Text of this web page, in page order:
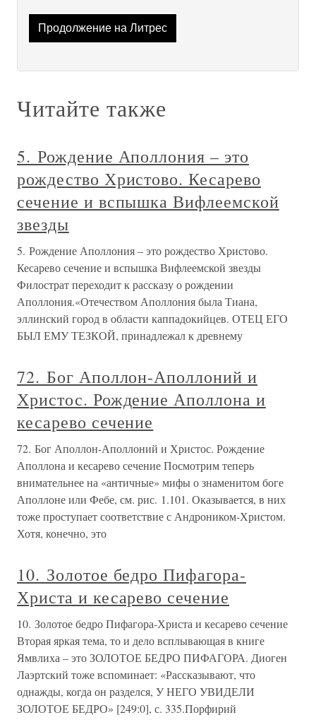
Продолжение на Литрес
Читайте также
5. Рождение Аполлония – это
рождество Христово. Кесарево
сечение и вспышка Вифлеемской
звезды
5. Рождение Аполлония – это рождество Христово.
Кесарево сечение и вспышка Вифлеемской звезды
Филострат переходит к рассказу о рождении
Аполлония.«Отечеством Аполлония была Тиана,
эллинский город в области каппадокийцев. ОТЕЦ ЕГО
БЫЛ ЕМУ ТЕЗКОЙ, принадлежал к древнему
72. Бог Аполлон-Аполлоний и
Христос. Рождение Аполлона и
кесарево сечение
72. Бог Аполлон-Аполлоний и Христос. Рождение
Аполлона и кесарево сечение Посмотрим теперь
внимательнее на «античные» мифы о знаменитом боге
Аполлоне или Фебе, см. рис. 1.101. Оказывается, в них
тоже проступает соответствие с Андроником-Христом.
Хотя, конечно, это
10. Золотое бедро Пифагора-
Христа и кесарево сечение
10. Золотое бедро Пифагора-Христа и кесарево сечение
Вторая яркая тема, то и дело всплывающая в книге
Ямвлиха – это ЗОЛОТОЕ БЕДРО ПИФАГОРА. Диоген
Лаэртский тоже вспоминает: «Рассказывают, что
однажды, когда он разделся, У НЕГО УВИДЕЛИ
ЗОЛОТОЕ БЕДРО» [249:0], с. 335.Порфирий